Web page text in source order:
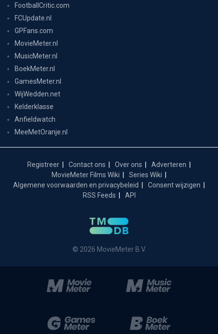
FootballCritic.com
FCUpdate.nl
GPFans.com
MovieMeter.nl
MusicMeter.nl
BoekMeter.nl
GamesMeter.nl
WijWedden.net
Kelderklasse
Anfieldwatch
MeeMetOranje.nl
Registreer Contact ons Over ons
Adverteren
MovieMeter Films Wiki
Series Wiki
Algemene voorwaarden en privacybeleid
Consent wijzigen
RSS Feeds
API
© 2026 MovieMeter B.V.